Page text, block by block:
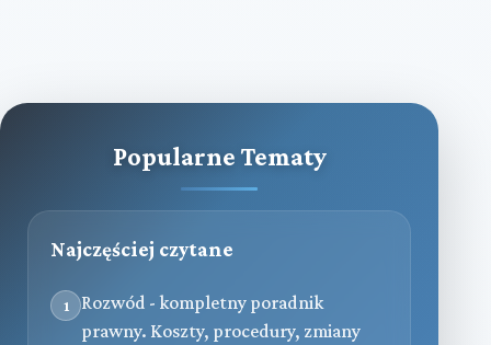
Popularne Tematy
Najczęściej czytane
1
Rozwód - kompletny poradnik
prawny. Koszty, procedury, zmiany